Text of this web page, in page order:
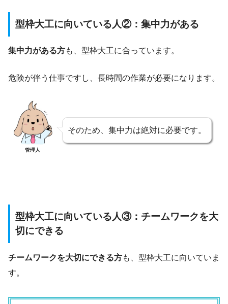
型枠大工に向いている人②：集中力がある
集中力がある方も、型枠大工に合っています。
危険が伴う仕事ですし、長時間の作業が必要になります。
管理人
そのため、集中力は絶対に必要です。
型枠大工に向いている人③：チームワークを大
切にできる
チームワークを大切にできる方も、型枠大工に向いていま
す。